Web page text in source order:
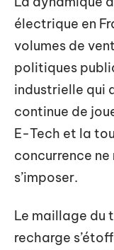
électrique en
volumes de
politiques
industrielle qui
continue de
E-Tech et la
concurrence
s’imposer.
Le maillage du
recharge